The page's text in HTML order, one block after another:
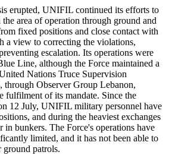
erupted, UNIFIL continued its efforts to
area of operation through ground and
fixed positions and close contact with
a view to correcting the violations,
escalation. Its operations were
Line, although the Force maintained a
Nations Truce Supervision
Observer Group Lebanon,
fulfilment of its mandate. Since the
12 July, UNIFIL military personnel have
and during the heaviest exchanges
in bunkers. The Force's operations have
limited, and it has not been able to
ground patrols.